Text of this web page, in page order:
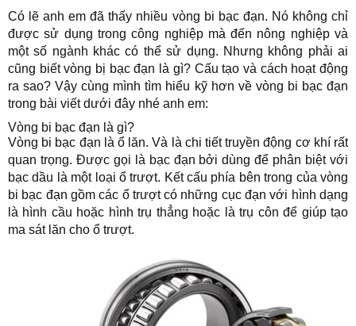
Có lẽ anh em đã thấy nhiều vòng bi bạc đạn. Nó không chỉ
được sử dụng trong công nghiệp mà đến nông nghiệp và
một số ngành khác có thể sử dụng. Nhưng không phải ai
cũng biết vòng bị bạc đạn là gì? Cấu tạo và cách hoạt động
ra sao? Vậy cùng mình tìm hiểu kỹ hơn về vòng bi bạc đạn
trong bài viết dưới đây nhé anh em:
Vòng bi bạc đạn là gì?
Vòng bi bạc đạn là ổ lăn. Và là chi tiết truyền động cơ khí rất
quan trọng. Được gọi là bạc đạn bởi dùng để phân biệt với
bạc dầu là một loại ổ trượt. Kết cấu phía bên trong của vòng
bi bạc đạn gồm các ổ trượt có những cục đạn với hình dạng
là hình cầu hoặc hình trụ thẳng hoặc là trụ côn để giúp tạo
ma sát lăn cho ổ trượt.